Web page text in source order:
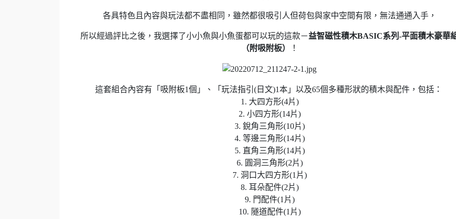
各具特色且內容與玩法都不盡相同，雖然都很吸引人但荷包與家中空間有限，無法通通入手，
所以經過評比之後，我選擇了小小魚與小魚蛋都可以玩的這款－益智磁性積木BASIC系列-平面積木豪華
（附吸附板）
！
這套組合內容有「吸附板1個」、「玩法指引(日文)1本」以及65個多種形狀的積木與配件，包括：
1. 大四方形(4片)
2. 小四方形(14片)
3. 銳角三角形(10片)
4. 等邊三角形(14片)
5. 直角三角形(14片)
6. 圓洞三角形(2片)
7. 洞口大四方形(1片)
8. 耳朵配件(2片)
9. 門配件(1片)
10. 隧道配件(1片)